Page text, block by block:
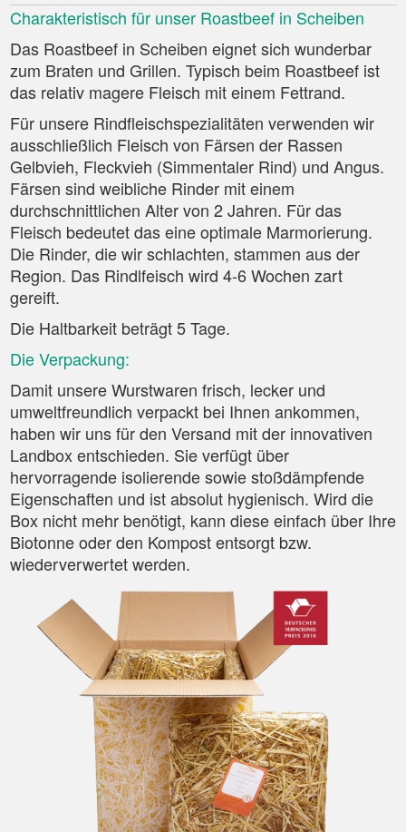
Charakteristisch für unser Roastbeef in Scheiben
Das Roastbeef in Scheiben eignet sich wunderbar
zum Braten und Grillen. Typisch beim Roastbeef ist
das relativ magere Fleisch mit einem Fettrand.
Für unsere Rindfleischspezialitäten verwenden wir
ausschließlich Fleisch von Färsen der Rassen
Gelbvieh, Fleckvieh (Simmentaler Rind) und Angus.
Färsen sind weibliche Rinder mit einem
durchschnittlichen Alter von 2 Jahren. Für das
Fleisch bedeutet das eine optimale Marmorierung.
Die Rinder, die wir schlachten, stammen aus der
Region. Das Rindlfeisch wird 4-6 Wochen zart
gereift.
Die Haltbarkeit beträgt 5 Tage.
Die Verpackung:
Damit unsere Wurstwaren frisch, lecker und
umweltfreundlich verpackt bei Ihnen ankommen,
haben wir uns für den Versand mit der innovativen
Landbox entschieden. Sie verfügt über
hervorragende isolierende sowie stoßdämpfende
Eigenschaften und ist absolut hygienisch. Wird die
Box nicht mehr benötigt, kann diese einfach über Ihre
Biotonne oder den Kompost entsorgt bzw.
wiederverwertet werden.